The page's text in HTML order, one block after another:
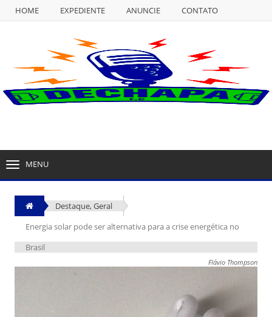
HOME EXPEDIENTE ANUNCIE
CONTATO
EXPEDIENTE ANUNCIE
MENU
Destaque,Geral
Energia solar pode ser alternativa para a crise energética no
Brasil
Flávio Thompson